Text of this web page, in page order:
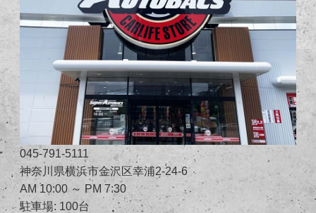
045-791-5111
神奈川県横浜市金沢区幸浦2-24-6
AM 10:00 ～ PM 7:30
駐車場: 100台